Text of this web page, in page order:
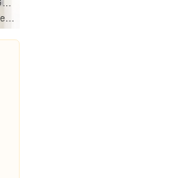
大谷製麺所」 第二回MUM（みんなでうどん県めぐり） - 放浪うどん人 ...